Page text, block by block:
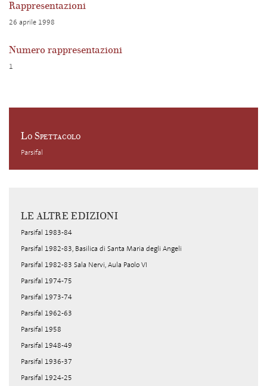
Rappresentazioni
26 aprile 1998
Numero rappresentazioni
1
Lo Spettacolo
Parsifal
LE ALTRE EDIZIONI
Parsifal 1983-84
Parsifal 1982-83, Basilica di Santa Maria degli Angeli
Parsifal 1982-83 Sala Nervi, Aula Paolo VI
Parsifal 1974-75
Parsifal 1973-74
Parsifal 1962-63
Parsifal 1958
Parsifal 1948-49
Parsifal 1936-37
Parsifal 1924-25